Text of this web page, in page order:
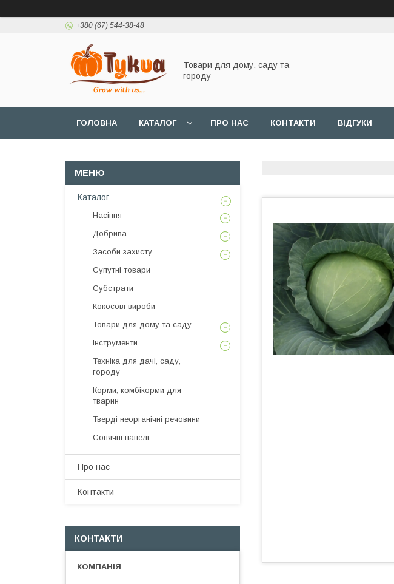
+380 (67) 544-38-48
Товари для дому, саду та
городу
ГОЛОВНА КАТАЛОГ ПРО НАС КОНТАКТИ ВІДГУКИ
Каталог
Насіння
Добрива
Засоби захисту
Супутні товари
Субстрати
Кокосові вироби
Товари для дому та саду
Інструменти
Техніка для дачі, саду,
городу
Корми, комбікорми для
тварин
Тверді неорганічні речовини
Сонячні панелі
Про нас
Контакти
КОНТАКТИ